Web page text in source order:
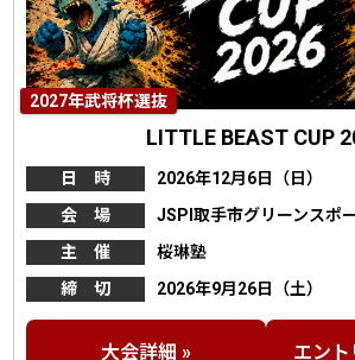
2027年武将杯選抜
LITTLE BEAST CUP
日 時
2026年12月6日（日）
会 場
JSPI取手市グリーンスポ
主 催
桜琳塾
締 切
2026年9月26日（土）
大会詳細 » エント